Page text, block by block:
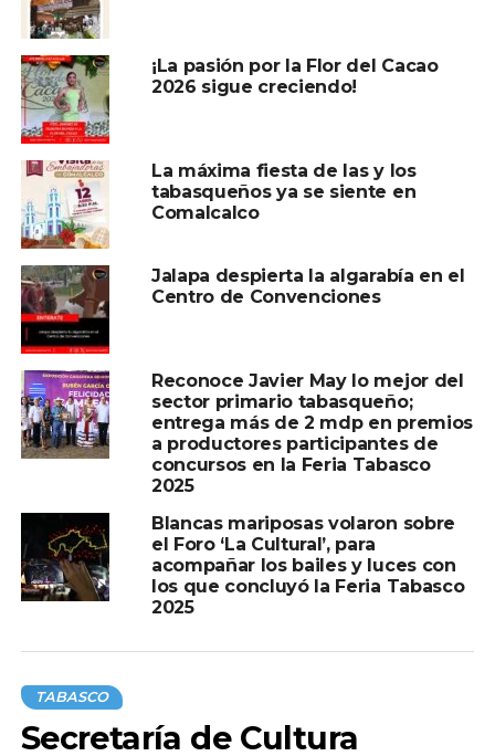
¡La pasión por la Flor del Cacao
2026 sigue creciendo!
La máxima fiesta de las y los
tabasqueños ya se siente en
Comalcalco
Jalapa despierta la algarabía en el
Centro de Convenciones
Reconoce Javier May lo mejor del
sector primario tabasqueño;
entrega más de 2 mdp en premios
a productores participantes de
concursos en la Feria Tabasco
2025
Blancas mariposas volaron sobre
el Foro ‘La Cultural’, para
acompañar los bailes y luces con
los que concluyó la Feria Tabasco
2025
TABASCO
Secretaría de Cultura